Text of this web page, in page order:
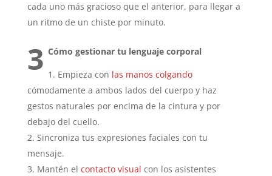
cada uno más gracioso que el anterior, para llegar a
un ritmo de un chiste por minuto.
3 Cómo gestionar tu lenguaje corporal
Empieza con las manos colgando
cómodamente a ambos lados del cuerpo y haz
gestos naturales por encima de la cintura y por
debajo del cuello.
Sincroniza tus expresiones faciales con tu
mensaje.
Mantén el contacto visual con los asistentes